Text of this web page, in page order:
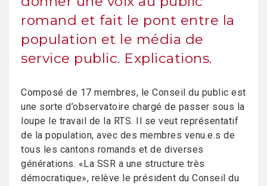
romand et fait le pont entre la
population et le média de
service public. Explications.
Composé de 17 membres, le Conseil du public est
une sorte d’observatoire chargé de passer sous la
loupe le travail de la RTS. Il se veut représentatif
de la population, avec des membres venu.e.s de
tous les cantons romands et de diverses
générations. «La SSR a une structure très
démocratique», relève le président du Conseil du